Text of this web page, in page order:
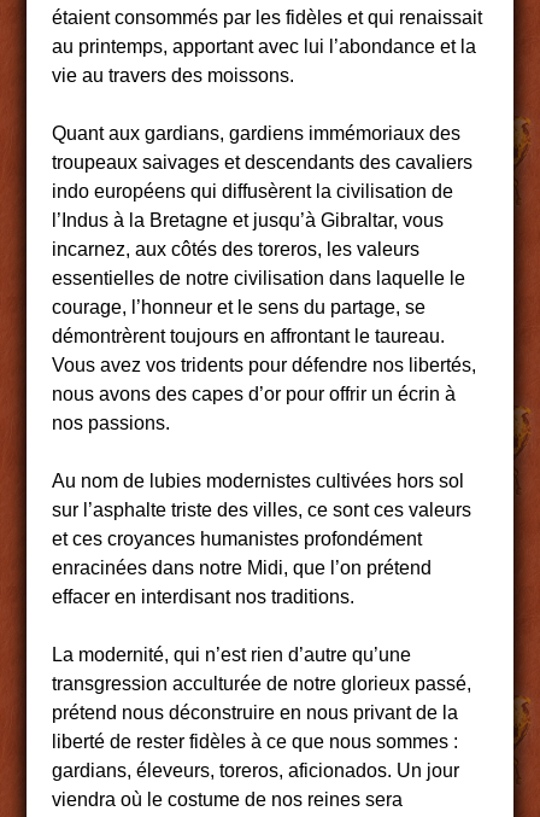
étaient consommés par les fidèles et qui renaissait
au printemps, apportant avec lui l’abondance et la
vie au travers des moissons.
Quant aux gardians, gardiens immémoriaux des
troupeaux saivages et descendants des cavaliers
indo européens qui diffusèrent la civilisation de
l’Indus à la Bretagne et jusqu’à Gibraltar, vous
incarnez, aux côtés des toreros, les valeurs
essentielles de notre civilisation dans laquelle le
courage, l’honneur et le sens du partage, se
démontrèrent toujours en affrontant le taureau.
Vous avez vos tridents pour défendre nos libertés,
nous avons des capes d’or pour offrir un écrin à
nos passions.
Au nom de lubies modernistes cultivées hors sol
sur l’asphalte triste des villes, ce sont ces valeurs
et ces croyances humanistes profondément
enracinées dans notre Midi, que l’on prétend
effacer en interdisant nos traditions.
La modernité, qui n’est rien d’autre qu’une
transgression acculturée de notre glorieux passé,
prétend nous déconstruire en nous privant de la
liberté de rester fidèles à ce que nous sommes :
gardians, éleveurs, toreros, aficionados. Un jour
viendra où le costume de nos reines sera